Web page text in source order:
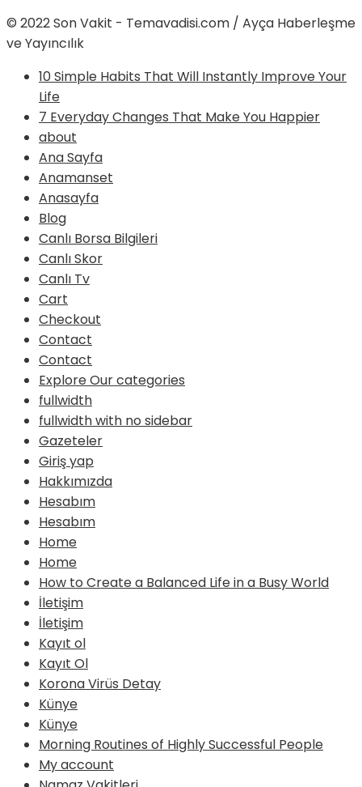
© 2022 Son Vakit - Temavadisi.com / Ayça Haberleşme
ve Yayıncılık
10 Simple Habits That Will Instantly Improve Your
Life
7 Everyday Changes That Make You Happier
about
Ana Sayfa
Anamanset
Anasayfa
Blog
Canlı Borsa Bilgileri
Canlı Skor
Canlı Tv
Cart
Checkout
Contact
Contact
Explore Our categories
fullwidth
fullwidth with no sidebar
Gazeteler
Giriş yap
Hakkımızda
Hesabım
Hesabım
Home
Home
How to Create a Balanced Life in a Busy World
İletişim
İletişim
Kayıt ol
Kayıt Ol
Korona Virüs Detay
Künye
Künye
Morning Routines of Highly Successful People
My account